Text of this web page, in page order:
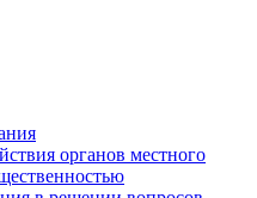
органов местного